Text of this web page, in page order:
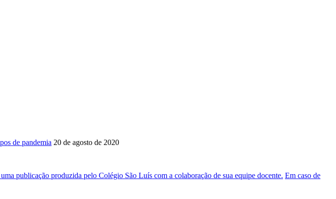
de pandemia 20 de agosto de 2020
publicação produzida pelo Colégio São Luís com a colaboração de sua equipe docente. Em caso de